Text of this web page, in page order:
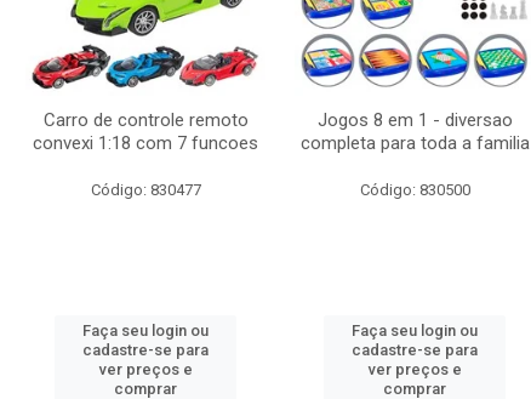
Carro de controle remoto
convexi 1:18 com 7 funcoes
Código: 830477
Faça seu login ou
cadastre-se para
ver preços e
comprar
Jogos 8 em 1 - diversao
completa para toda a familia
Código: 830500
Faça seu login ou
cadastre-se para
ver preços e
comprar